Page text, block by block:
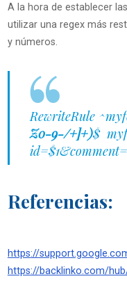
A la hora de establecer
utilizar una regex más
y números.
RewriteRule
Z0-9-/+]+)$
Referencias:
https://
https://backlinko.com/